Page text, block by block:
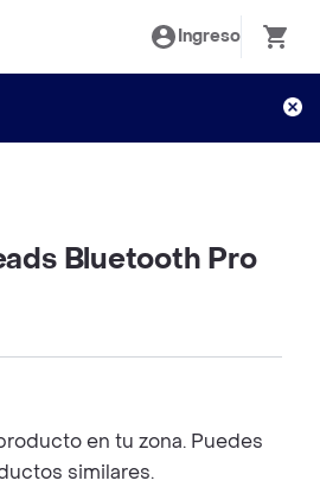
Ingreso
Bluetooth Pro
en tu zona. Puedes
similares.